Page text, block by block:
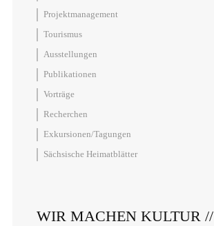
Projektmanagement
Tourismus
Ausstellungen
Publikationen
Vorträge
Recherchen
Exkursionen/Tagungen
Sächsische Heimatblätter
WIR MACHEN KULTUR //